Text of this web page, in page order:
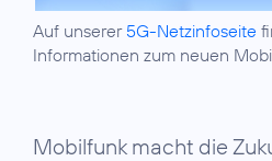
Auf unserer 5G-Netzinfoseite
Informationen zum neuen
Mobilfunk macht die